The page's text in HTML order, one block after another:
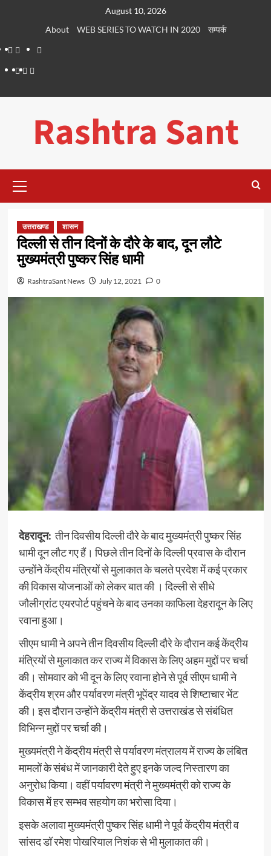
August 10, 2026
About
WEB SERIES TO WATCH IN 2020
सम्पर्क
About
WEB
SERIES
Dehradun
LifePlaces
सम्पर्क
Rashtra Sant
Menu
उत्तराखण्ड शासन
दिल्ली से तीन दिनों के दौरे के बाद, दून लौटे
मुख्यमंत्री पुष्कर सिंह धामी
RashtraSant News July 12, 2021 0
देहरादून: तीन दिवसीय दिल्ली दौरे के बाद मुख्यमंत्री पुष्कर सिंह
धामी दून लौट गए हैं। पिछले तीन दिनों के दिल्ली प्रवास के दौरान
उन्होंने केंद्रीय मंत्रियों से मुलाकात के चलते प्रदेश में कई प्रकार
की विकास योजनाओं को लेकर बात की । दिल्ली से सीधे
जौलीग्रांट एयरपोर्ट पहुंचने के बाद उनका काफिला देहरादून के लिए
रवाना हुआ।
सीएम धामी ने अपने तीन दिवसीय दिल्ली दौरे के दौरान कई केंद्रीय
मंत्रियों से मुलाकात कर राज्य में विकास के लिए अहम मुद्दों पर चर्चा
की। सोमवार को भी दून के लिए रवाना होने से पूर्व सीएम धामी ने
केंद्रीय श्रम और पर्यावरण मंत्री भूपेंद्र यादव से शिष्टाचार भेंट
की। इस दौरान उन्होंने केंद्रीय मंत्री से उत्तराखंड से संबंधित
विभिन्न मुद्दों पर चर्चा की।
मुख्यमंत्री ने केंद्रीय मंत्री से पर्यावरण मंत्रालय में राज्य के लंबित
मामलों के संबंध में जानकारी देते हुए इनके जल्द निस्तारण का
अनुरोध किया। वहीं पर्यावरण मंत्री ने मुख्यमंत्री को राज्य के
विकास में हर सम्भव सहयोग का भरोसा दिया।
इसके अलावा मुख्यमंत्री पुष्कर सिंह धामी ने पूर्व केंद्रीय मंत्री व
सांसद डॉ रमेश पोखरियाल निशंक से भी मुलाकात की।